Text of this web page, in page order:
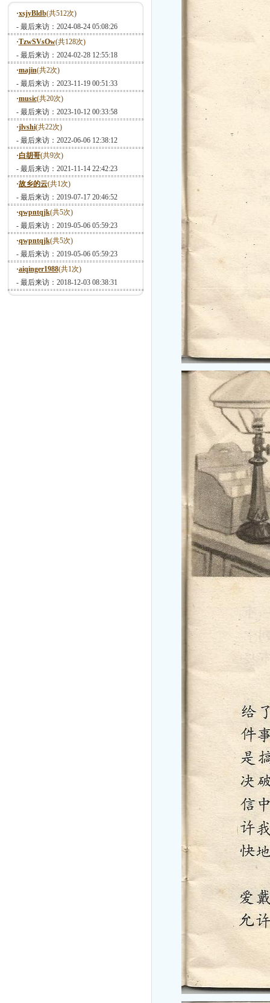
·xsjyBldb(共512次)
- 最后来访：2024-08-24 05:08:26
·TzwSVsOw(共128次)
- 最后来访：2024-02-28 12:55:18
·majin(共2次)
- 最后来访：2023-11-19 00:51:33
·music(共20次)
- 最后来访：2023-10-12 00:33:58
·jlvshi(共22次)
- 最后来访：2022-06-06 12:38:12
·白胡哥(共9次)
- 最后来访：2021-11-14 22:42:23
·故乡的云(共1次)
- 最后来访：2019-07-17 20:46:52
·qwpntqjk(共5次)
- 最后来访：2019-05-06 05:59:23
·qwpntqjk(共5次)
- 最后来访：2019-05-06 05:59:23
·aiqinger1988(共1次)
- 最后来访：2018-12-03 08:38:31